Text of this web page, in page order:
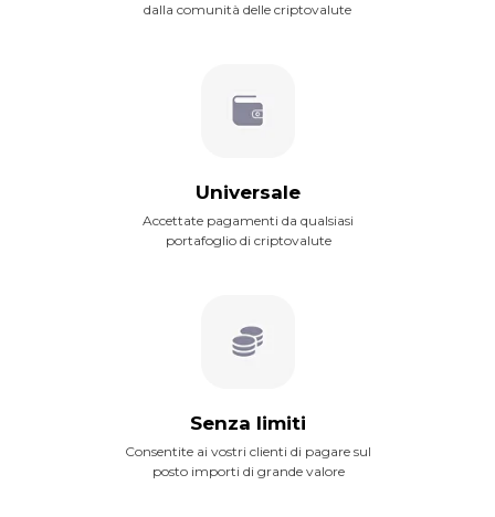
Accettate pagamenti da qualsiasi
portafoglio di criptovalute
Universale
dalla comunità delle criptovalute
Senza limiti
Consentite ai vostri clienti di pagare sul
posto importi di grande valore